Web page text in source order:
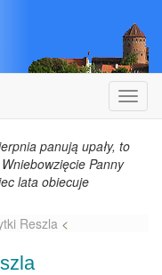
panują upały, to
Panny
lata obiecuje
Reszla <